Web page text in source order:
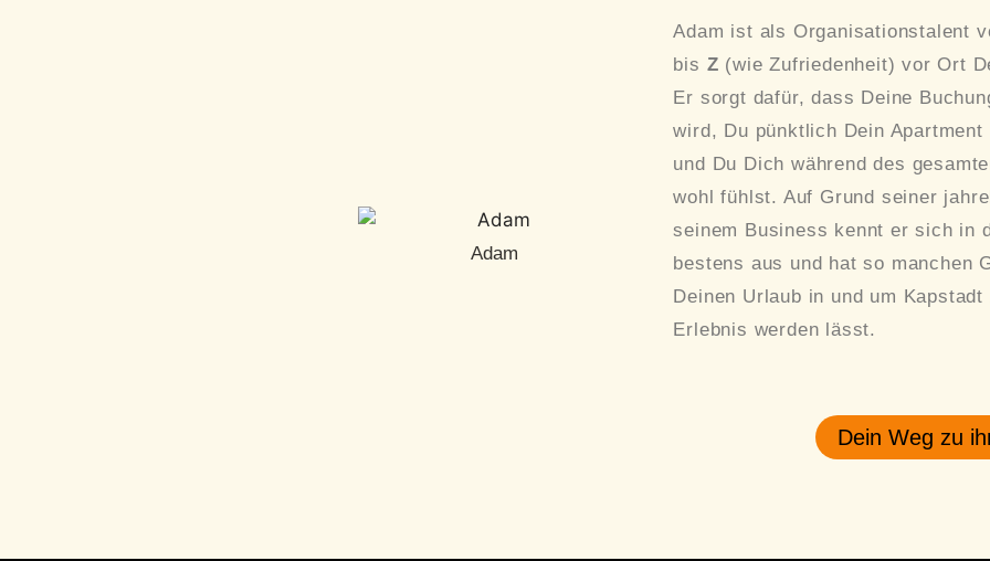
Adam
Adam ist als Organisationstalent
bis Z (wie Zufriedenheit) vor Ort
Er sorgt dafür, dass Deine
wird, Du pünktlich Dein Apartment
und Du Dich während des
wohl fühlst. Auf Grund seiner
seinem Business kennt er sich in
bestens aus und hat so manchen
Deinen Urlaub in und um
Erlebnis werden lässt.
Dein Weg zu